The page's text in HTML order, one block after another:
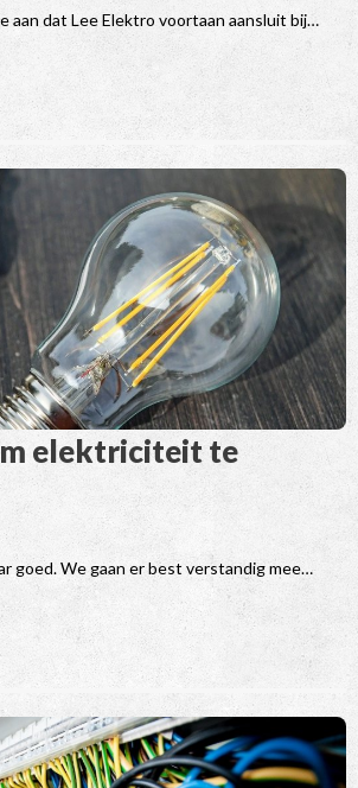
aan dat Lee Elektro voortaan aansluit bij…
elektriciteit te
goed. We gaan er best verstandig mee…